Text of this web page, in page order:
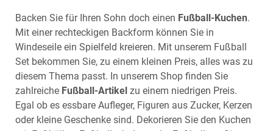
Backen Sie für Ihren Sohn doch einen Fußball-Kuchen.
Mit einer rechteckigen Backform können Sie in
Windeseile ein Spielfeld kreieren. Mit unserem Fußball
Set bekommen Sie, zu einem kleinen Preis, alles was zu
diesem Thema passt. In unserem Shop finden Sie
zahlreiche Fußball-Artikel zu einem niedrigen Preis.
Egal ob es essbare Aufleger, Figuren aus Zucker, Kerzen
oder kleine Geschenke sind. Dekorieren Sie den Kuchen